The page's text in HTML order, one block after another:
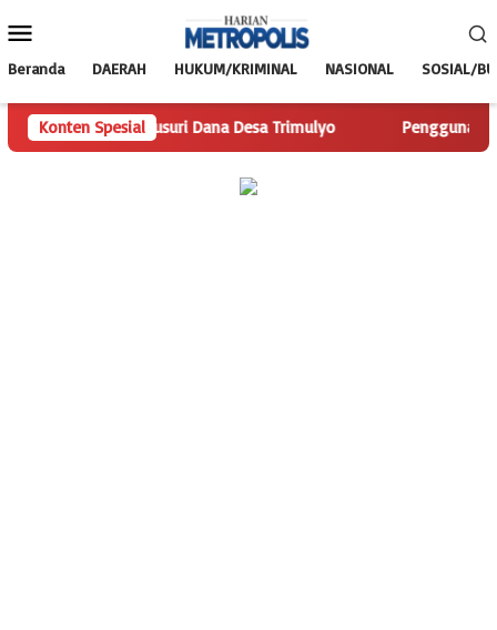
ke
Mobile
Beranda DAERAH HUKUM/KRIMINAL NASIONAL SOSIAL/
Konten Spesial
Telusuri Dana Desa Trimulyo Pengguna Jalan